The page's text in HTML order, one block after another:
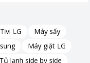
khuẩn phát triển trong
vệ sức khỏe tối đa.
Tivi LG
Máy sấy
Máy giặt LG
Tủ lạnh side by side